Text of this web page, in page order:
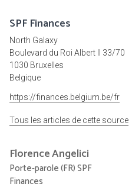
SPF Finances
North Galaxy
Boulevard du Roi Albert II 33/70
1030 Bruxelles
Belgique
https://finances.belgium.be/fr
Tous les articles de cette source
FlorenceAngelici
Porte-parole (FR) SPF
Finances